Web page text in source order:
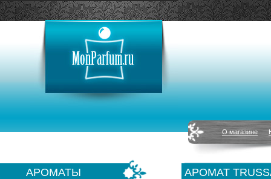
О магазине
АРОМАТЫ АРОМАТ